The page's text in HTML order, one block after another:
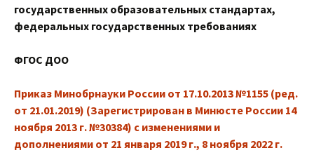
государственных образовательных стандартах,
федеральных государственных требованиях
ФГОС ДОО
Приказ Минобрнауки России от 17.10.2013 №1155 (ред.
от 21.01.2019) (Зарегистрирован в Минюсте России 14
ноября 2013 г. №30384) с изменениями и
дополнениями от 21 января 2019 г., 8 ноября 2022 г.